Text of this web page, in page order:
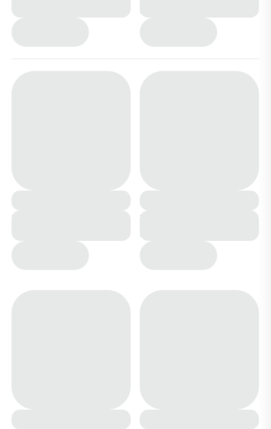
серые
Кроссовки 6060-7
черные
Кроссовки 6060-3 черно
синие